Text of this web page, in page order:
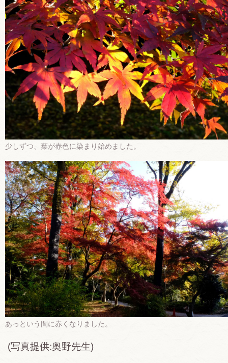
少しずつ、葉が赤色に染まり始めました。
あっという間に赤くなりました。
(写真提供:奥野先生)